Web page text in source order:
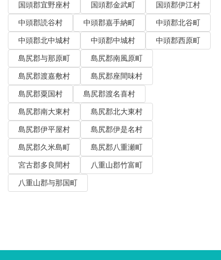
国頭郡宜野座村
国頭郡金武町
国頭郡伊江村
中頭郡読谷村
中頭郡嘉手納町
中頭郡北谷町
中頭郡北中城村
中頭郡中城村
中頭郡西原町
島尻郡与那原町
島尻郡南風原町
島尻郡渡嘉敷村
島尻郡座間味村
島尻郡粟国村
島尻郡渡名喜村
島尻郡南大東村
島尻郡北大東村
島尻郡伊平屋村
島尻郡伊是名村
島尻郡久米島町
島尻郡八重瀬町
宮古郡多良間村
八重山郡竹富町
八重山郡与那国町